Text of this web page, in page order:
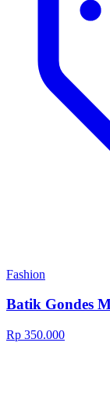
Fashion
Batik Gondes
Rp 350.000